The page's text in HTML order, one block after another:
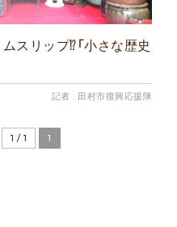
スリップ⁉「小さな歴史
記者 : 田村市復興応援隊
1 / 1 1